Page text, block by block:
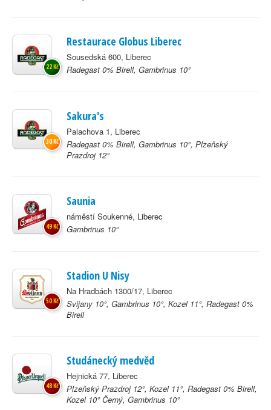
Restaurace Globus Liberec
Sousedská 600, Liberec
Radegast 0% Birell, Gambrinus 10°
22 Kč
Sakura's
Palachova 1, Liberec
Radegast 0% Birell, Gambrinus 10°, Plzeňský
Prazdroj 12°
30 Kč
Saunia
náměstí Soukenné, Liberec
Gambrinus 10°
49 Kč
Stadion U Nisy
Na Hradbách 1300/17, Liberec
Svijany 10°, Gambrinus 10°, Kozel 11°, Radegast 0%
Birell
50 Kč
Studánecký medvěd
Hejnická 77, Liberec
Plzeňský Prazdroj 12°, Kozel 11°, Radegast 0% Birell,
Kozel 10° Černý, Gambrinus 10°
48 Kč